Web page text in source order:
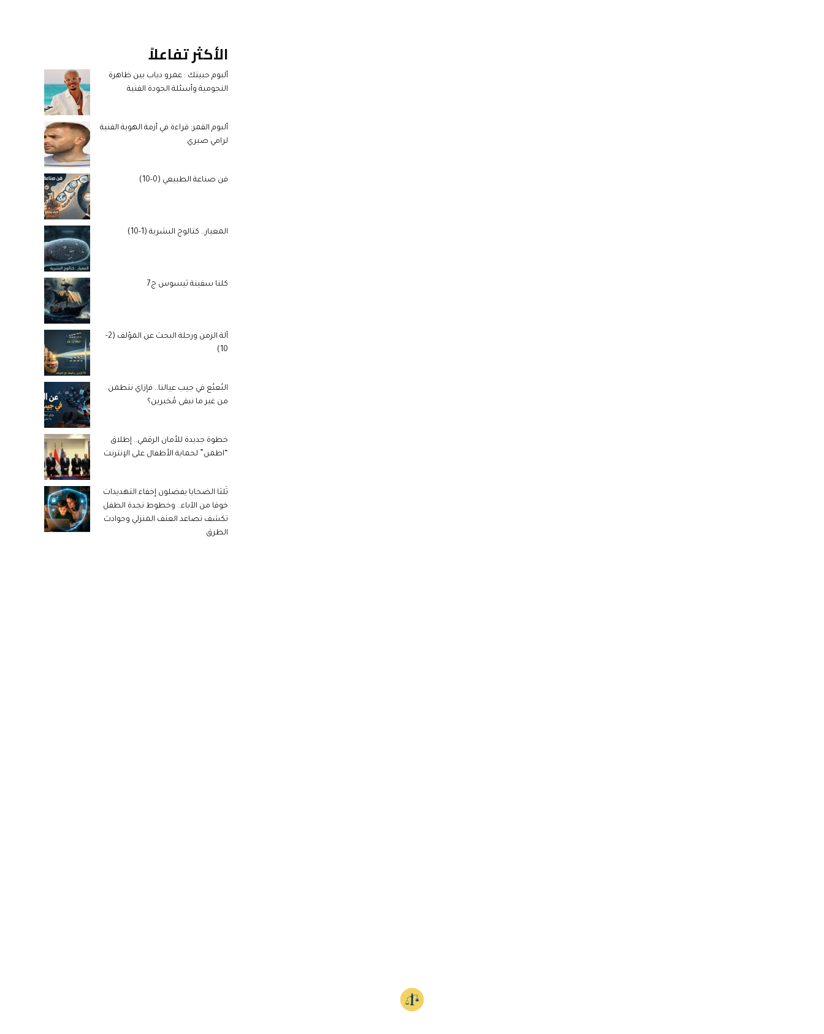
الأكثر تفاعلاً
ألبوم حبيتك : عمرو دياب بين ظاهرة
النجومية وأسئلة الجودة الفنية
ألبوم القمر: قراءة في أزمة الهوية الفنية
لرامي صبري
فن صناعة الطبيعي (0-10)
المعيار.. كتالوج البشرية (1-10)
كلنا سفينة ثيسوس ج7
آلة الزمن ورحلة البحث عن المؤلف (2-
10)
البُعبُع في جيب عيالنا.. فإزاي نتطمن
من غير ما نبقى مُخبرين؟
خطوة جديدة للأمان الرقمي.. إطلاق
“اطمن” لحماية الأطفال على الإنترنت
ثُلثا الضحايا يفضلون إخفاء التهديدات
خوفا من الآباء.. وخطوط نجدة الطفل
تكشف تصاعد العنف المنزلي وحوادث
الطرق